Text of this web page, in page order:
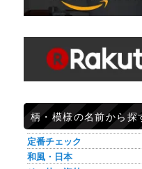
柄・模様の名前から探
定番チェック
和風・日本